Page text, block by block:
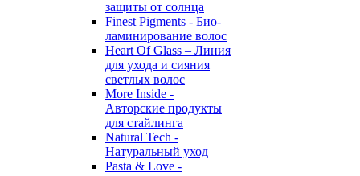
защиты от солнца
Finest Pigments - Био-
ламинирование волос
Heart Of Glass – Линия
для ухода и сияния
светлых волос
More Inside -
Авторские продукты
для стайлинга
Natural Tech -
Натуральный уход
Pasta & Love -